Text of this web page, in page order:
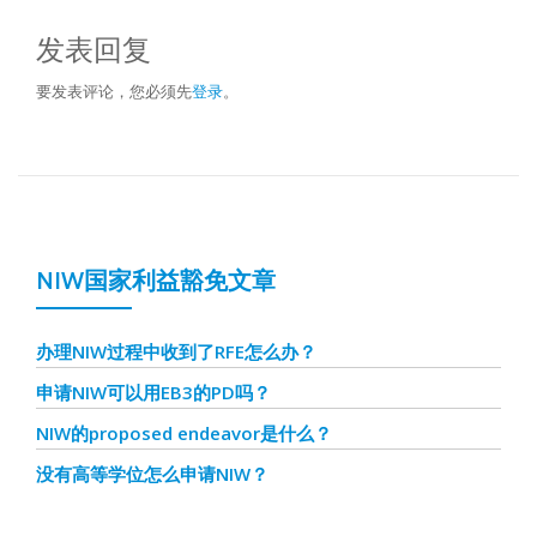
发表回复
要发表评论，您必须先登录。
NIW国家利益豁免文章
办理NIW过程中收到了RFE怎么办？
申请NIW可以用EB3的PD吗？
NIW的proposed endeavor是什么？
没有高等学位怎么申请NIW？